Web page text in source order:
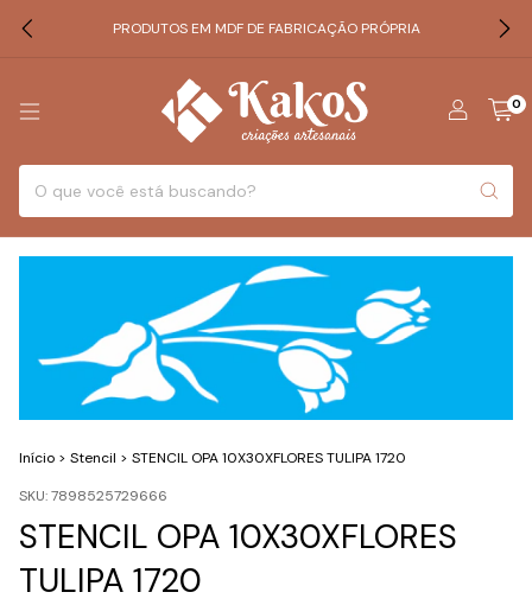
PRODUTOS EM MDF DE FABRICAÇÃO PRÓPRIA
0
Início > Stencil > STENCIL OPA 10X30XFLORES TULIPA 1720
SKU:7898525729666
STENCIL OPA 10X30XFLORES
TULIPA 1720